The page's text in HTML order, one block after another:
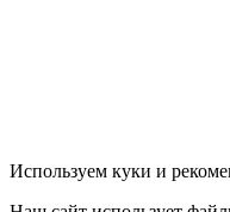
Используем куки и